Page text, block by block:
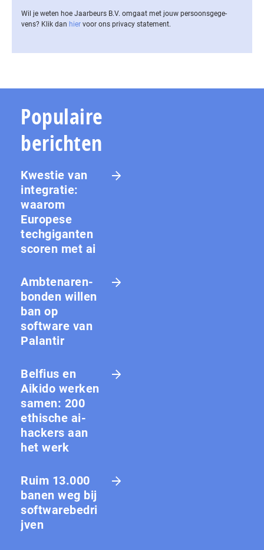
Wil je weten hoe Jaarbeurs B.V. omgaat met jouw per­soons­ge­ge­
vens? Klik dan hier voor ons privacy statement.
Populaire
berichten
Kwestie van
integratie:
waarom
Europese
techgiganten
scoren met ai
Amb­te­na­ren­
bon­den willen
ban op
software van
Palantir
Belfius en
Aikido werken
samen: 200
ethische ai-
hackers aan
het werk
Ruim 13.000
banen weg bij
softwarebedri
jven